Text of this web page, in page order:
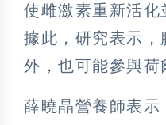
使雌激素重新活化
據此，研究表示，
外，也可能參與荷
薛曉晶營養師表